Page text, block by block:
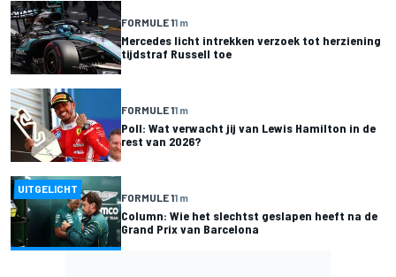
FORMULE 11 m
Mercedes licht intrekken verzoek tot herziening
tijdstraf Russell toe
FORMULE 11 m
Poll: Wat verwacht jij van Lewis Hamilton in de
rest van 2026?
UITGELICHT
FORMULE 11 m
Column: Wie het slechtst geslapen heeft na de
Grand Prix van Barcelona